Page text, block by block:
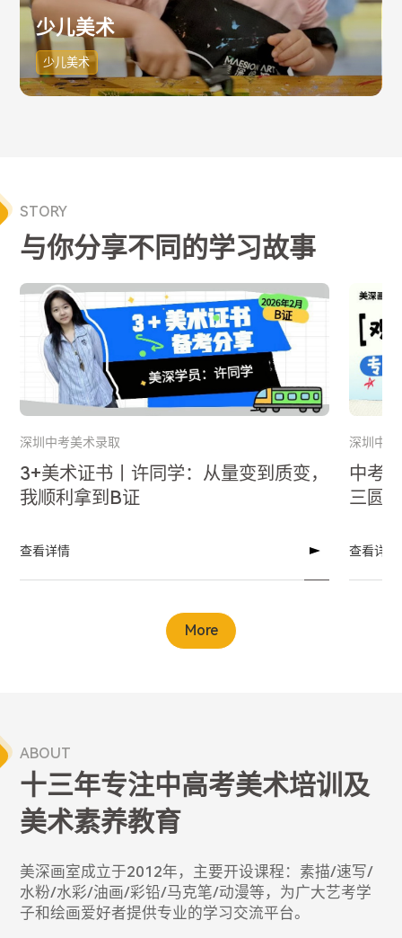
少儿美术
少儿美术
STORY
与你分享不同的学习故事
深圳中考美术录取
3+美术证书丨许同学：从量变到质变，
我顺利拿到B证
查看详情
深圳中
中考
三圆
查看详情
More
ABOUT
十三年专注中高考美术培训及
美术素养教育
美深画室成立于2012年，主要开设课程：素描/速写/
水粉/水彩/油画/彩铅/马克笔/动漫等，为广大艺考学
子和绘画爱好者提供专业的学习交流平台。